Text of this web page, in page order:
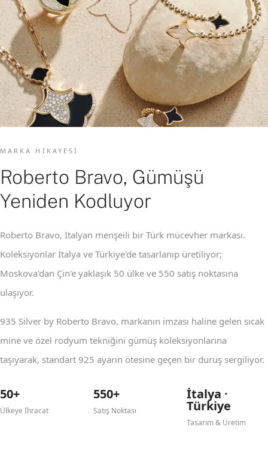
MARKA HIKAYESI
Roberto Bravo, Gümüşü
Yeniden Kodluyor
Roberto Bravo, İtalyan menşeili bir Türk mücevher markası.
Koleksiyonlar İtalya ve Türkiye'de tasarlanıp üretiliyor;
Moskova'dan Çin'e yaklaşık 50 ülke ve 550 satış noktasına
ulaşıyor.
935 Silver by Roberto Bravo, markanın imzası haline gelen sıcak
mine ve özel rodyum tekniğini gümüş koleksiyonlarına
taşıyarak, standart 925 ayarın ötesine geçen bir duruş sergiliyor.
50+
Ülkeye İhracat
550+
Satış Noktası
İtalya ·
Türkiye
Tasarım & Üretim